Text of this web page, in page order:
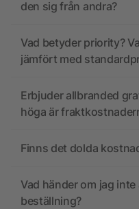
den sig från andra?
Vad betyder priority?
jämfört med
Erbjuder allbranded
höga är
Finns det dolda
Vad händer om jag
beställning?